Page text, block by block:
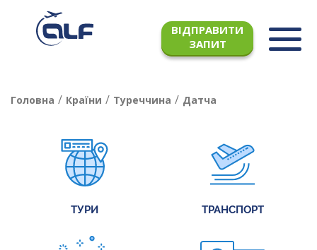
ВІДПРАВИТИ
ЗАПИТ
Головна / Країни / Туреччина / Датча
ТУРИ ТРАНСПОРТ